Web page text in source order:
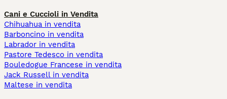
Cani e Cuccioli in Vendita
Chihuahua in vendita
Barboncino in vendita
Labrador in vendita
Pastore Tedesco in vendita
Bouledogue Francese in vendita
Jack Russell in vendita
Maltese in vendita